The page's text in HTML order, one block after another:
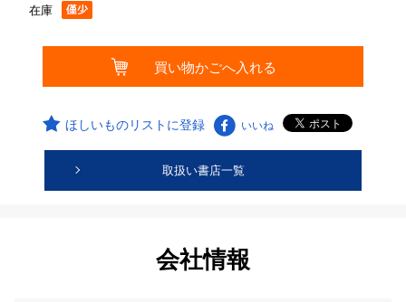
在庫
ほしいものリストに登録 いいね
取扱い書店一覧
会社情報